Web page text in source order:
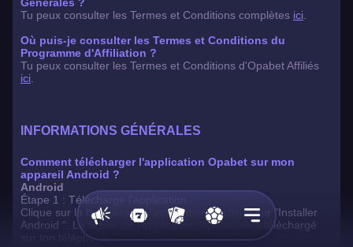
Tu peux consulter les Termes et Conditions complètes ici
Où puis-je consulter les Termes et Conditions du
Programme d'Affiliation ?
Tu peux consulter les Termes et Conditions d'Opabet Affiliés
ici
INFORMATIONS GÉNÉRALES
Comment télécharger l'application Opabet sur mon
appareil Android ?
Android
Étape 1 : Télécharge l'application
Clique sur la bannière de l'application et clique sur "Installer
Android ". Le fichier de l'application Opabet sera téléchargé
sur ton téléphone.
PromotionsCasino
Casino
Sport Menu